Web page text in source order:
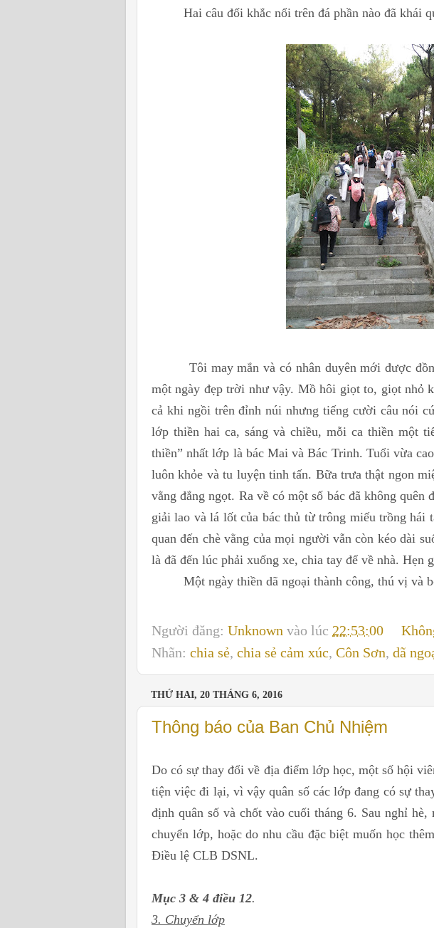
Hai câu đối khắc nổi trên đá phần nào đã khái
Tôi may mắn và có nhân duyên mới được
một ngày đẹp trời như vậy. Mồ hôi giọt to, giọt nhỏ
cả khi ngồi trên đỉnh núi nhưng tiếng cười câu nói
lớp thiền hai ca, sáng và chiều, mỗi ca thiền một
thiền” nhất lớp là bác Mai và Bác Trinh. Tuổi vừa
luôn khỏe và tu luyện tinh tấn. Bữa trưa thật ngon
vằng đắng ngọt. Ra về có một số bác đã không
giải lao và lá lốt của bác thủ từ trông miếu trồng hái
quan đến chè vằng của mọi người vẫn còn kéo dài
là đã đến lúc phải xuống xe, chia tay để về nhà. Hẹn
Một ngày thiền dã ngoại thành công, thú vị và
Người đăng: Unknown vào lúc 22:53:00
Nhãn: chia sẻ, chia sẻ cảm xúc, Côn Sơn, dã
THỨ HAI, 20 THÁNG 6, 2016
Thông báo của Ban Chủ Nhiệm
Do có sự thay đổi về địa điểm lớp học, một số hội
tiện việc đi lại, vì vậy quân số các lớp đang có sự
định quân số và chốt vào cuối tháng 6. Sau nghỉ
chuyển lớp, hoặc do nhu cầu đặc biệt muốn học
Điều lệ CLB DSNL.
Mục 3 & 4 điều 12.
3. Chuyển lớp